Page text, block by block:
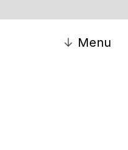
↓ Menu